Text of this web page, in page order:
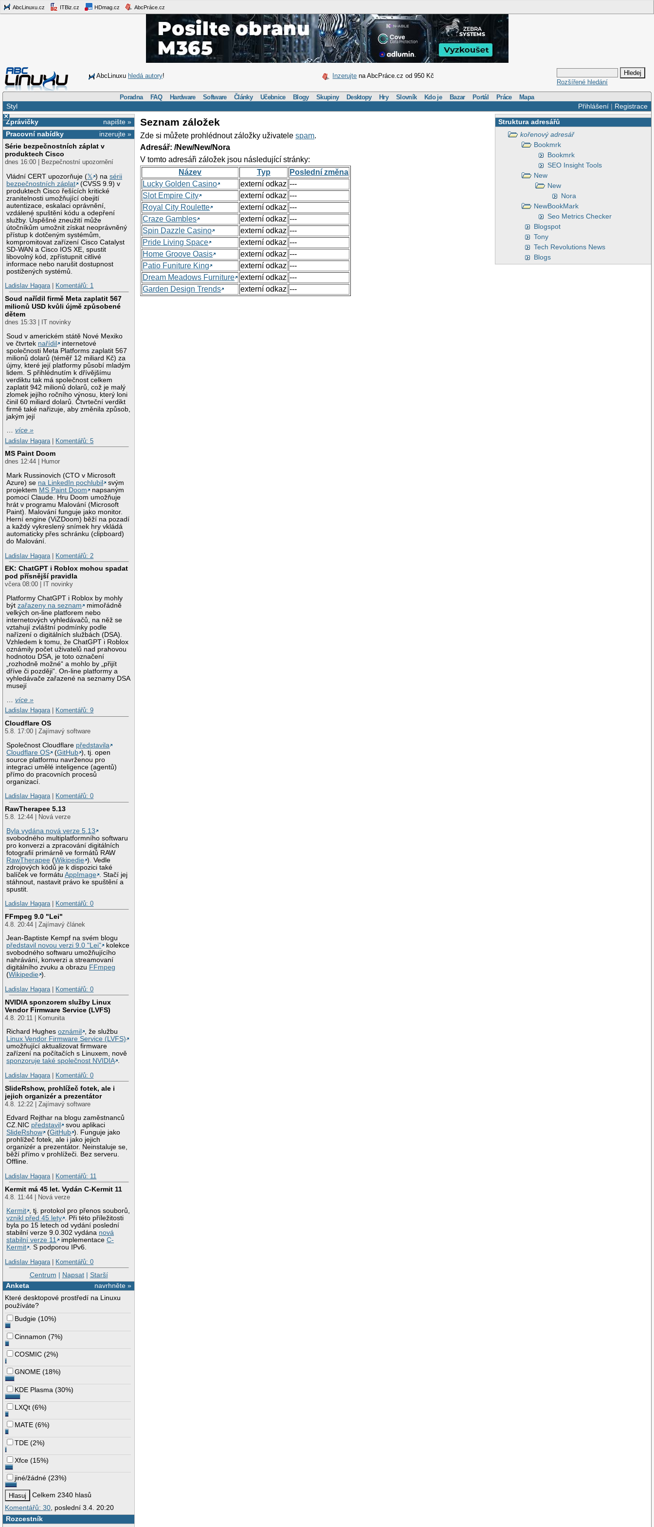
AbcLinuxu.cz ITBiz.cz HDmag.cz AbcPráce.cz
AbcLinuxu hledá autory! Inzerujte na AbcPráce.cz od 950 Kč
Rozšířené hledání
Poradna FAQ Hardware Software Články Učebnice Blogy Skupiny Desktopy Hry Slovník Kdo je Bazar Portál Práce Mapa
Přihlášení| Registrace
Styl
×
napište »
Zprávičky
inzerujte »
Pracovní nabídky
Série bezpečnostních záplat v
produktech Cisco
dnes 16:00 | Bezpečnostní upozornění
Vládní CERT upozorňuje (𝕏 ) nasérii
bezpečnostních záplat
(CVSS 9.9) v
produktech Cisco řešících kritické
zranitelnosti umožňující obejití
autentizace, eskalaci oprávnění,
vzdálené spuštění kódu a odepření
služby. Úspěšné zneužití může
útočníkům umožnit získat neoprávněný
přístup k dotčeným systémům,
kompromitovat zařízení Cisco Catalyst
SD-WAN a Cisco IOS XE, spustit
libovolný kód, zpřístupnit citlivé
informace nebo narušit dostupnost
postižených systémů.
Ladislav Hagara| Komentářů: 1
Soud nařídil firmě Meta zaplatit 567
milionů USD kvůli újmě způsobené
dětem
dnes 15:33 | IT novinky
Soud v americkém státě Nové Mexiko
ve čtvrtek nařídil
internetové
společnosti Meta Platforms zaplatit 567
milionů dolarů (téměř 12 miliard Kč) za
újmy, které její platformy působí mladým
lidem. S přihlédnutím k dřívějšímu
verdiktu tak má společnost celkem
zaplatit 942 milionů dolarů, což je malý
zlomek jejího ročního výnosu, který loni
činil 60 miliard dolarů. Čtvrteční verdikt
firmě také nařizuje, aby změnila způsob,
jakým její
…více »
Ladislav Hagara
Komentářů: 5
MS Paint Doom
dnes 12:44 | Humor
Mark Russinovich (CTO v Microsoft
Azure) se na LinkedIn pochlubil
svým
projektem MS Paint Doom
napsaným
pomocí Claude. Hru Doom umožňuje
hrát v programu Malování (Microsoft
Paint). Malování funguje jako monitor.
Herní engine (ViZDoom) běží na pozadí
a každý vykreslený snímek hry vkládá
automaticky přes schránku (clipboard)
do Malování.
Ladislav Hagara
Komentářů: 2
EK: ChatGPT i Roblox mohou spadat
pod přísnější pravidla
včera 08:00 | IT novinky
Platformy ChatGPT i Roblox by mohly
býtzařazeny na seznam
mimořádně
velkých on-line platforem nebo
internetových vyhledávačů, na něž se
vztahují zvláštní podmínky podle
nařízení o digitálních službách (DSA).
Vzhledem k tomu, že ChatGPT i Roblox
oznámily počet uživatelů nad prahovou
hodnotou DSA, je toto označení
„rozhodně možné“ a mohlo by „přijít
dříve či později“. On-line platformy a
vyhledávače zařazené na seznamy DSA
musejí
…více »
Ladislav Hagara| Komentářů: 9
Cloudflare OS
5.8. 17:00 | Zajímavý software
Společnost Cloudflare představila
Cloudflare OS
(GitHub ), tj. open
source platformu navrženou pro
integraci umělé inteligence (agentů)
přímo do pracovních procesů
organizací.
Ladislav Hagara| Komentářů: 0
RawTherapee 5.13
5.8. 12:44 | Nová verze
Byla vydána nová verze 5.13
svobodného multiplatformního softwaru
pro konverzi a zpracování digitálních
fotografií primárně ve formátů RAW
RawTherapee (Wikipedie ). Vedle
zdrojových kódů je k dispozici také
balíček ve formátuAppImage
. Stačí jej
stáhnout, nastavit právo ke spuštění a
spustit.
Ladislav Hagara| Komentářů: 0
FFmpeg 9.0 "Lei"
4.8. 20:44 | Zajímavý článek
Jean-Baptiste Kempf na svém blogu
představil novou verzi 9.0 "Lei"
kolekce
svobodného softwaru umožňujícího
nahrávání, konverzi a streamovaní
digitálního zvuku a obrazu FFmpeg
(Wikipedie ).
Ladislav Hagara| Komentářů: 0
NVIDIA sponzorem služby Linux
Vendor Firmware Service (LVFS)
4.8. 20:11 | Komunita
Richard Hughesoznámil
, že službu
Linux Vendor Firmware Service (LVFS)
umožňující aktualizovat firmware
zařízení na počítačích s Linuxem, nově
sponzoruje také společnost NVIDIA .
Ladislav Hagara| Komentářů: 0
SlideRshow, prohlížeč fotek, ale i
jejich organizér a prezentátor
4.8. 12:22 | Zajímavý software
Edvard Rejthar na blogu zaměstnanců
CZ.NIC představil
svou aplikaci
SlideRshow
(GitHub ). Funguje jako
prohlížeč fotek, ale i jako jejich
organizér a prezentátor. Neinstaluje se,
běží přímo v prohlížeči. Bez serveru.
Offline.
Ladislav Hagara| Komentářů: 11
Kermit má 45 let. Vydán C-Kermit 11
4.8. 11:44 | Nová verze
Kermit , tj. protokol pro přenos souborů,
vznikl před 45 lety . Při této příležitosti
byla po 15 letech od vydání poslední
stabilní verze 9.0.302 vydána nová
stabilní verze 11
implementaceC-
Kermit . S podporou IPv6.
Ladislav Hagara| Komentářů: 0
Centrum | Napsat| Starší
navrhněte »
Anketa
Které desktopové prostředí na Linuxu
používáte?
Budgie (10%)
Cinnamon (7%)
COSMIC (2%)
GNOME (18%)
KDE Plasma (30%)
LXQt (6%)
MATE (6%)
TDE (2%)
Xfce (15%)
jiné/žádné (23%)
Celkem 2340 hlasů
Komentářů: 30 , poslední 3.4. 20:20
Rozcestník
Struktura adresářů
kořenový adresář
Bookmrk
Bookmrk
SEO Insight Tools
New
New
Nora
NewBookMark
Seo Metrics Checker
Blogspot
Tony
Tech Revolutions News
Blogs
Seznam záložek
Zde si můžete prohlédnout záložky uživatelespam.
Adresář: /New/New/Nora
V tomto adresáři záložek jsou následující stránky:
Název
Typ
Poslední změna
Lucky Golden Casino
externí odkaz ---
Slot Empire City
externí odkaz ---
Royal City Roulette
externí odkaz ---
Craze Gambles
externí odkaz ---
Spin Dazzle Casino
externí odkaz ---
Pride Living Space
externí odkaz ---
Home Groove Oasis
externí odkaz ---
Patio Funiture King
externí odkaz ---
Dream Meadows Furniture
externí odkaz ---
Garden Design Trends
externí odkaz ---